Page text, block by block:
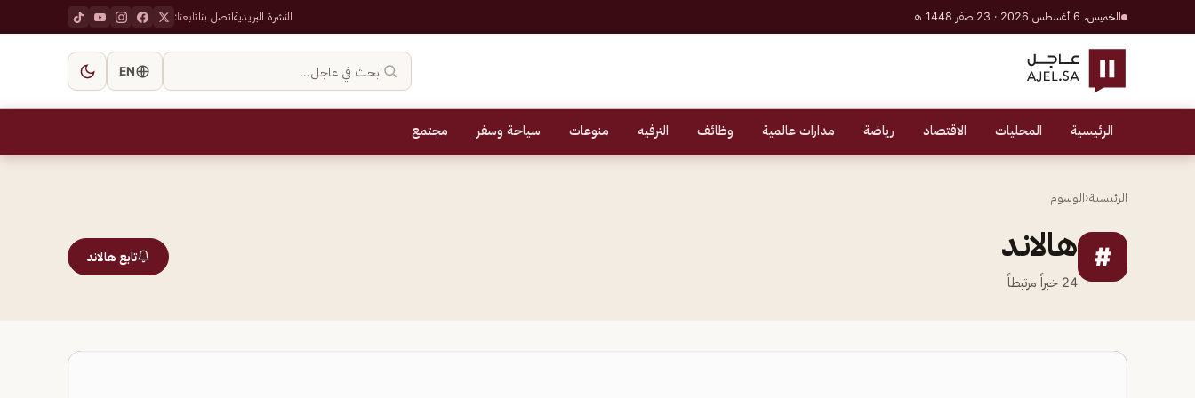
الخميس، 6 أغسطس 2026 · 23 صفر 1448 هـ النشرة البريديةاتصل بناتابعنا:
ابحث في عاجل… EN
الرئيسية المحليات الاقتصاد رياضة مدارات عالمية وظائف الترفيه منوعات سياحة وسفر مجتمع
الرئيسية‹الوسوم
# هالاند
24 خبراً مرتبطاً
تابع هالاند